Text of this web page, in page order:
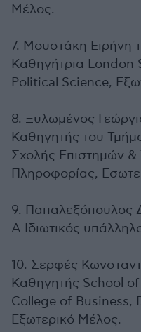
Μέλος.
7. Μουστάκη Ειρήνη
Καθηγήτρια London
Political Science,
8. Ξυλωμένος
Καθηγητής του
Σχολής Επιστημών &
Πληροφορίας,
9. Παπαλεξόπουλος
Α Ιδιωτικός
10. Σερφές
Καθηγητής School
College of Business,
Εξωτερικό Μέλος.